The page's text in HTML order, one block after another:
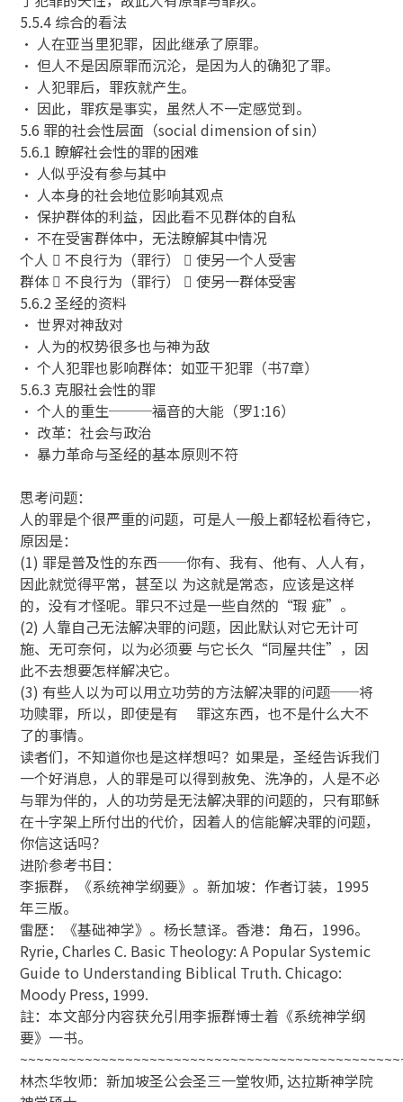
5.5.4 综合的看法
• 人在亚当里犯罪，因此继承了原罪。
• 但人不是因原罪而沉沦，是因为人的确犯了罪。
• 人犯罪后，罪疚就产生。
• 因此，罪疚是事实，虽然人不一定感觉到。
5.6 罪的社会性层面（social dimension of sin）
5.6.1 瞭解社会性的罪的困难
• 人似乎没有参与其中
• 人本身的社会地位影响其观点
• 保护群体的利益，因此看不见群体的自私
• 不在受害群体中，无法瞭解其中情况
个人  不良行为（罪行）  使另一个人受害
群体  不良行为（罪行）  使另一群体受害
5.6.2 圣经的资料
• 世界对神敌对
• 人为的权势很多也与神为敌
• 个人犯罪也影响群体：如亚干犯罪（书7章）
5.6.3 克服社会性的罪
• 个人的重生───福音的大能（罗1:16）
• 改革：社会与政治
• 暴力革命与圣经的基本原则不符
思考问题：
人的罪是个很严重的问题，可是人一般上都轻松看待它，
原因是：
(1) 罪是普及性的东西──你有、我有、他有、人人有，
因此就觉得平常，甚至以 为这就是常态，应该是这样
的，没有才怪呢。罪只不过是一些自然的“瑕 疵”。
(2) 人靠自己无法解决罪的问题，因此默认对它无计可
施、无可奈何，以为必须要 与它长久“同屋共住”，因
此不去想要怎样解决它。
(3) 有些人以为可以用立功劳的方法解决罪的问题──将
功赎罪，所以，即使是有 罪这东西，也不是什么大不
了的事情。
读者们，不知道你也是这样想吗？如果是，圣经告诉我们
一个好消息，人的罪是可以得到赦免、洗净的，人是不必
与罪为伴的，人的功劳是无法解决罪的问题的，只有耶稣
在十字架上所付出的代价，因着人的信能解决罪的问题，
你信这话吗？
进阶参考书目：
李振群，《系统神学纲要》。新加坡：作者订装，1995
年三版。
雷歷：《基础神学》。杨长慧译。香港：角石，1996。
Ryrie, Charles C. Basic Theology: A Popular Systemic
Guide to Understanding Biblical Truth. Chicago:
Moody Press, 1999.
註：本文部分内容获允引用李振群博士着《系统神学纲
要》一书。
林杰华牧师：新加坡圣公会圣三一堂牧师, 达拉斯神学院